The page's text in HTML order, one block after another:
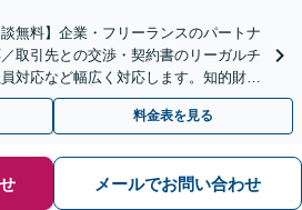
無料】企業・フリーランスのパートナ
取引先との交渉・契約書のリーガルチ
対応など幅広く対応します。知的財産
も受付中】【完全個室】
料金表を見る
メールでお問い合わせ